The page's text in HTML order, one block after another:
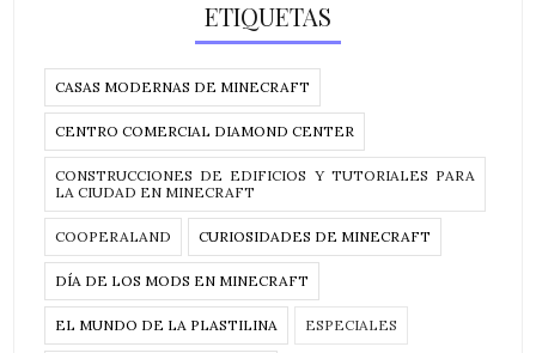
ETIQUETAS
CASAS MODERNAS DE MINECRAFT
CENTRO COMERCIAL DIAMOND CENTER
CONSTRUCCIONES DE EDIFICIOS Y TUTORIALES PARA
LA CIUDAD EN MINECRAFT
COOPERALAND CURIOSIDADES DE MINECRAFT
DÍA DE LOS MODS EN MINECRAFT
EL MUNDO DE LA PLASTILINA ESPECIALES